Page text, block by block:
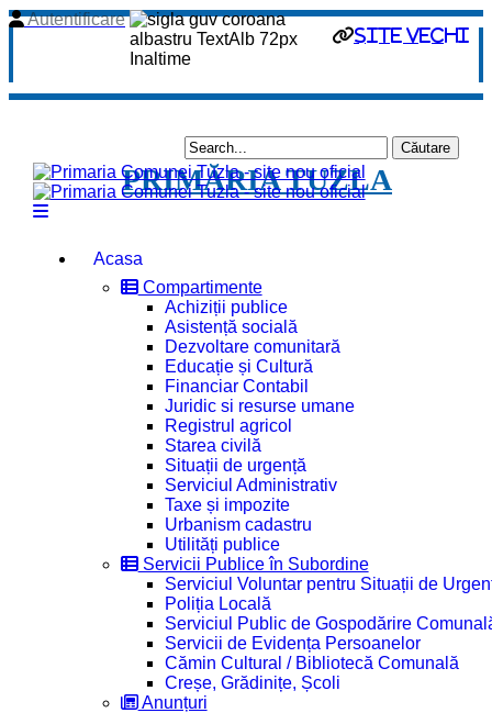
site vechi
Autentificare
PRIMĂRIA TUZLA
Acasa
Compartimente
Achiziții publice
Asistență socială
Dezvoltare comunitară
Educație și Cultură
Financiar Contabil
Juridic si resurse umane
Registrul agricol
Starea civilă
Situații de urgență
Serviciul Administrativ
Taxe și impozite
Urbanism cadastru
Utilități publice
Servicii Publice în Subordine
Serviciul Voluntar pentru Situații de
Poliția Locală
Serviciul Public de Gospodărire
Servicii de Evidența Persoanelor
Cămin Cultural / Bibliotecă Comunală
Creșe, Grădinițe, Școli
Anunțuri